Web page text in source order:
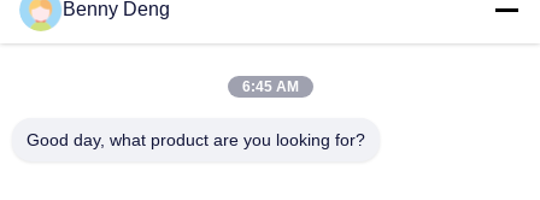
Benny Deng
6:45 AM
Good day, what product are you looking for?